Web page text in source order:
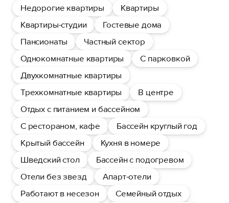
Недорогие квартиры
Квартиры
Квартиры-студии
Гостевые дома
Пансионаты
Частный сектор
Однокомнатные квартиры
С парковкой
Двухкомнатные квартиры
Трехкомнатные квартиры
В центре
Отдых с питанием и бассейном
С рестораном, кафе
Бассейн круглый год
Крытый бассейн
Кухня в номере
Шведский стол
Бассейн с подогревом
Отели без звезд
Апарт-отели
Работают в несезон
Семейный отдых